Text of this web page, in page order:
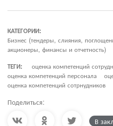
КАТЕГОРИИ:
Бизнес (тендеры, слияния,
акционеры, финансы и отчетность)
ТЕГИ:
оценка компетенций
оценка компетенций персонала
оценка компетенций сотрнудников
Поделиться:
В